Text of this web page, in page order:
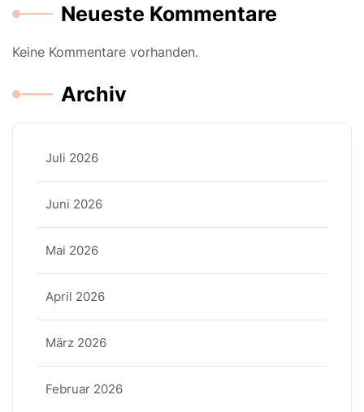
Neueste Kommentare
Keine Kommentare vorhanden.
Archiv
Juli 2026
Juni 2026
Mai 2026
April 2026
März 2026
Februar 2026